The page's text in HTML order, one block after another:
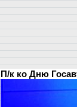
П/к ко Дню